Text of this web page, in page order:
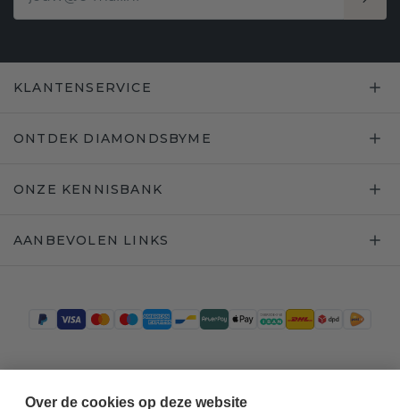
KLANTENSERVICE
ONTDEK DIAMONDSBYME
ONZE KENNISBANK
AANBEVOLEN LINKS
Over de cookies op deze website